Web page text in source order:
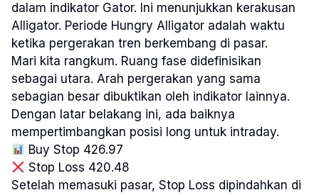
dalam indikator Gator. Ini menunjukkan kerakusan
Alligator. Periode Hungry Alligator adalah waktu
ketika pergerakan tren berkembang di pasar.
Mari kita rangkum. Ruang fase didefinisikan
sebagai utara. Arah pergerakan yang sama
sebagian besar dibuktikan oleh indikator lainnya.
Dengan latar belakang ini, ada baiknya
mempertimbangkan posisi long untuk intraday.
Buy Stop 426.97
Stop Loss 420.48
Setelah memasuki pasar, Stop Loss dipindahkan di